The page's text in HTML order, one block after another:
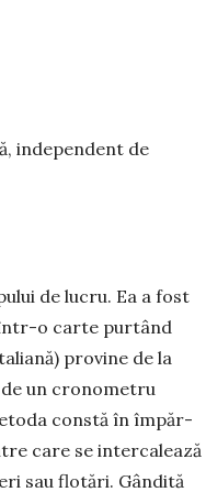
independent de
de lucru. Ea a fost
într-o carte purtând
provine de la
un cronometru
constă în împăr­
care se intercalează
sau flotări. Gândită